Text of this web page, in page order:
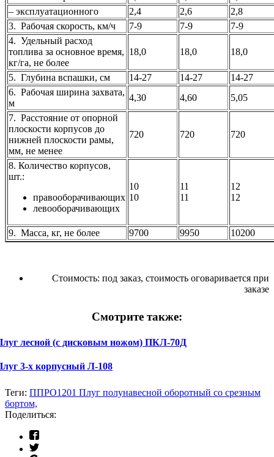
– эксплуатационного
2,4 2,6
2,8
3. Рабочая скорость, км/ч
7-9 7-9
7-9
4. Удельный расход
топлива за основное время,
кг/га, не более
18,0 18,0 18,0
5. Глубина вспашки, см 14-27 14-27
14-27
6. Рабочая ширина захвата,
м
4,30 4,60
5,05
7. Расстояние от опорной
плоскости корпусов до
нижней плоскости рамы,
мм, не менее
720 720 720
8. Количество корпусов,
шт.:
правооборачивающих
левооборачивающих
10
10
11
11
12
12
9. Масса, кг, не более 9700 9950 10200
Стоимость: под заказ, стоимость оговаривается при
заказе
Смотрите также:
лесной (с дисковым ножом) ПКЛ-70Д
3-х корпусный Л-108
Теги: ППРО1201 Плуг полунавесной оборотный со срезным
бортом,
Поделиться: